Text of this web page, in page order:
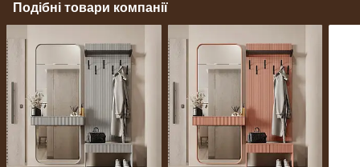
Подібні товари компанії